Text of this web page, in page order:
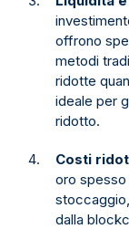
offrono
metodi
ridotte
ideale per
ridotto.
Costi
oro
dalla